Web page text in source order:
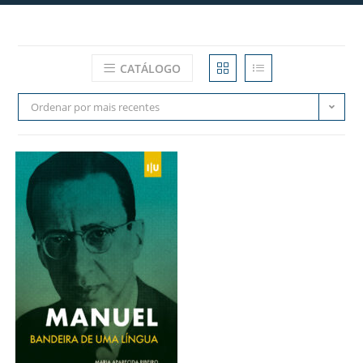
CATÁLOGO
Ordenar por mais recentes